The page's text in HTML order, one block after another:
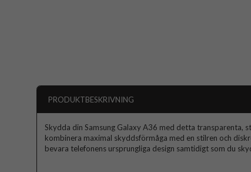
PRODUKTBESKRIVNING
Skydda din Samsung Galaxy A36 med detta transparenta,
kombinera maximal skyddsförmåga med en stilren och
bevara telefonens ursprungliga design samtidigt som du